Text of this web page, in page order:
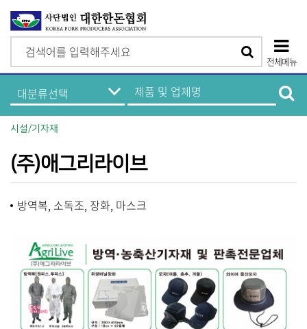
색
전체메뉴
단
모
일
메
뉴
기
업
정
보
뉴
품
및
업
시설/기자재
(주)애그리라이브
방역복, 소독조, 장화, 마스크